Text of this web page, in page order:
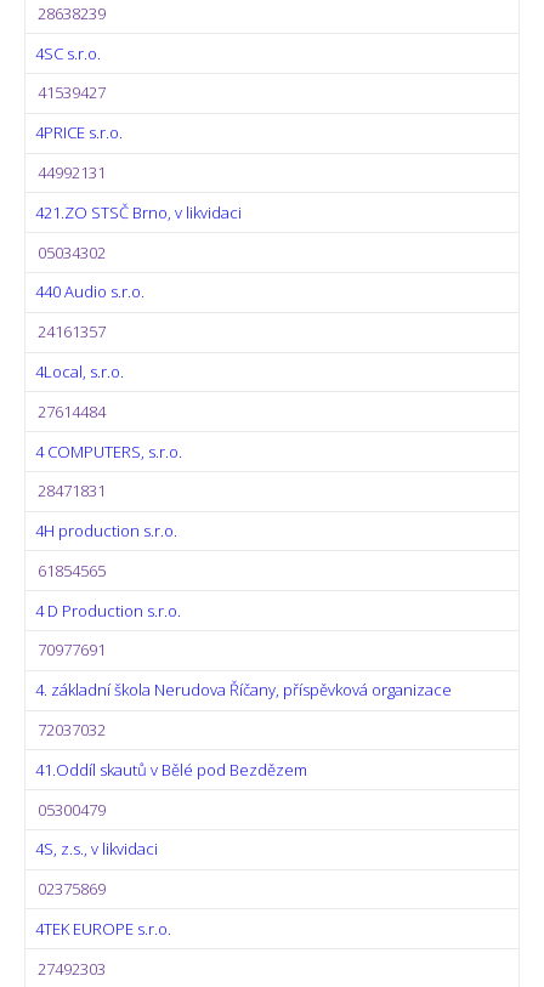
28638239
4SC s.r.o.
41539427
4PRICE s.r.o.
44992131
421.ZO STSČ Brno, v likvidaci
05034302
440 Audio s.r.o.
24161357
4Local, s.r.o.
27614484
4 COMPUTERS, s.r.o.
28471831
4H production s.r.o.
61854565
4 D Production s.r.o.
70977691
4. základní škola Nerudova Říčany, příspěvková organizace
72037032
41.Oddíl skautů v Bělé pod Bezdězem
05300479
4S, z.s., v likvidaci
02375869
4TEK EUROPE s.r.o.
27492303